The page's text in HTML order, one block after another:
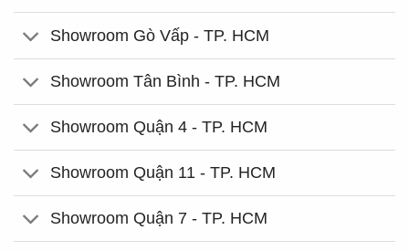
Showroom Gò Vấp - TP. HCM
Showroom Tân Bình - TP. HCM
Showroom Quận 4 - TP. HCM
Showroom Quận 11 - TP. HCM
Showroom Quận 7 - TP. HCM